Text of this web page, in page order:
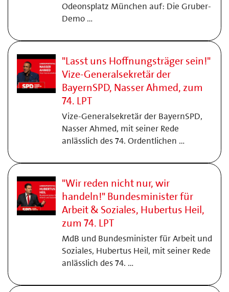
Odeonsplatz München auf: Die Gruber-
Demo …
"Lasst uns Hoffnungsträger sein!"
Vize-Generalsekretär der
BayernSPD, Nasser Ahmed, zum
74. LPT
Vize-Generalsekretär der BayernSPD,
Nasser Ahmed, mit seiner Rede
anlässlich des 74. Ordentlichen …
"Wir reden nicht nur, wir
handeln!" Bundesminister für
Arbeit & Soziales, Hubertus Heil,
zum 74. LPT
MdB und Bundesminister für Arbeit und
Soziales, Hubertus Heil, mit seiner Rede
anlässlich des 74. …